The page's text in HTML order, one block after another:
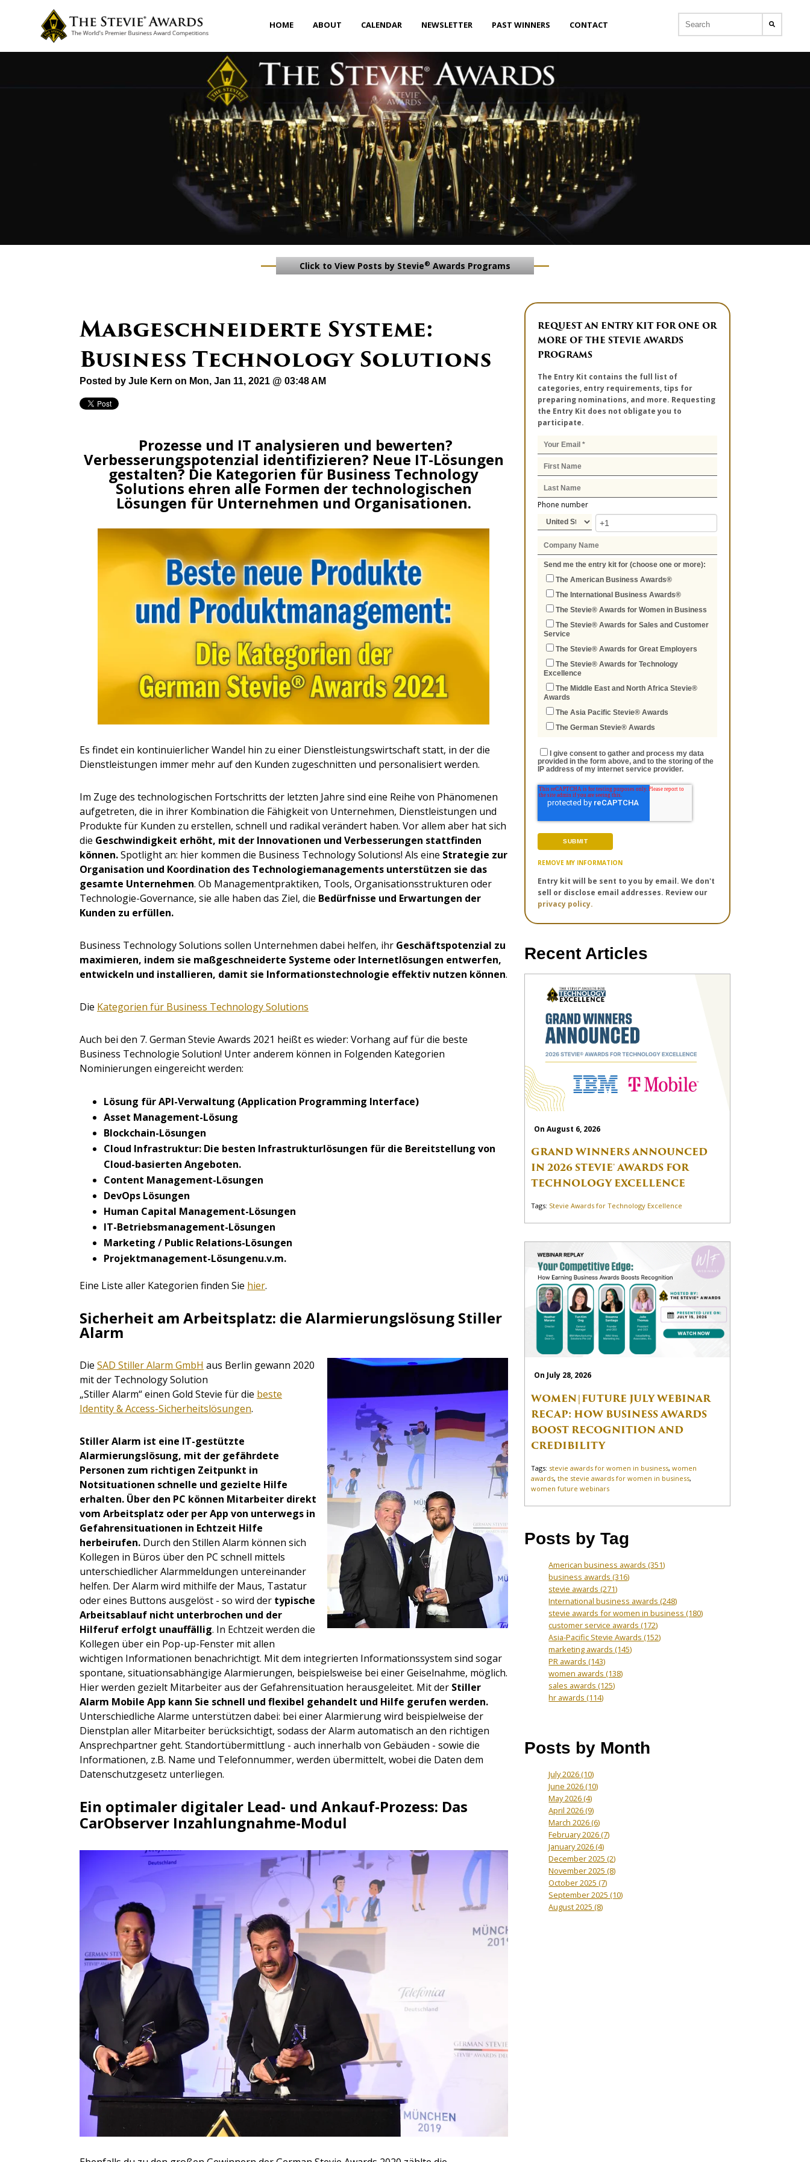
HOME ABOUT CALENDAR NEWSLETTER PAST WINNERS CONTACT
Click to View Posts by Stevie® Awards Programs
Maßgeschneiderte Systeme:
Business Technology Solutions
Posted by Jule Kern on Mon, Jan 11, 2021 @ 03:48 AM
Prozesse und IT analysieren und bewerten?
Verbesserungspotenzial identifizieren? Neue IT-Lösungen
gestalten? Die Kategorien für Business Technology
Solutions ehren alle Formen der technologischen
Lösungen für Unternehmen und Organisationen.
Es findet ein kontinuierlicher Wandel hin zu einer Dienstleistungswirtschaft statt, in der die
Dienstleistungen immer mehr auf den Kunden zugeschnitten und personalisiert werden.
Im Zuge des technologischen Fortschritts der letzten Jahre sind eine Reihe von Phänomenen
aufgetreten, die in ihrer Kombination die Fähigkeit von Unternehmen, Dienstleistungen und
Produkte für Kunden zu erstellen, schnell und radikal verändert haben. Vor allem aber hat sich
die Geschwindigkeit erhöht, mit der Innovationen und Verbesserungen stattfinden
können.Spotlight an: hier kommen die Business Technology Solutions! Als eine Strategie zur
Organisation und Koordination des Technologiemanagements unterstützen sie das
gesamte Unternehmen. Ob Managementpraktiken, Tools, Organisationsstrukturen oder
Technologie-Governance, sie alle haben das Ziel, die Bedürfnisse und Erwartungen der
Kunden zu erfüllen.
Business Technology Solutions sollen Unternehmen dabei helfen, ihr Geschäftspotenzial zu
maximieren, indem sie maßgeschneiderte Systeme oder Internetlösungen entwerfen,
entwickeln und installieren, damit sie Informationstechnologie effektiv nutzen können.
Die Kategorien für Business Technology Solutions
Auch bei den 7. German Stevie Awards 2021 heißt es wieder: Vorhang auf für die beste
Business Technologie Solution! Unter anderem können in Folgenden Kategorien
Nominierungen eingereicht werden:
Lösung für API-Verwaltung (Application Programming Interface)
Asset Management-Lösung
Blockchain-Lösungen
Cloud Infrastruktur: Die besten Infrastrukturlösungen für die Bereitstellung von
Cloud-basierten Angeboten.
Content Management-Lösungen
DevOps Lösungen
Human Capital Management-Lösungen
IT-Betriebsmanagement-Lösungen
Marketing / Public Relations-Lösungen
Projektmanagement-Lösungenu.v.m.
Eine Liste aller Kategorien finden Sie hier.
Sicherheit am Arbeitsplatz: die Alarmierungslösung Stiller
Alarm
Die SAD Stiller Alarm GmbH aus Berlin gewann 2020
mit der Technology Solution
„Stiller Alarm“ einen Gold Stevie für die beste
Identity & Access-Sicherheitslösungen.
Stiller Alarm ist eine IT-gestützte
Alarmierungslösung, mit der gefährdete
Personen zum richtigen Zeitpunkt in
Notsituationen schnelle und gezielte Hilfe
erhalten. Über den PC können Mitarbeiter direkt
vom Arbeitsplatz oder per App von unterwegs in
Gefahrensituationen in Echtzeit Hilfe
herbeirufen. Durch den Stillen Alarm können sich
Kollegen in Büros über den PC schnell mittels
unterschiedlicher Alarmmeldungen untereinander
helfen. Der Alarm wird mithilfe der Maus, Tastatur
oder eines Buttons ausgelöst - so wird der typische
Arbeitsablauf nicht unterbrochen und der
Hilferuf erfolgt unauffällig. In Echtzeit werden die
Kollegen über ein Pop-up-Fenster mit allen
wichtigen Informationen benachrichtigt. Mit dem integrierten Informationssystem sind sogar
spontane, situationsabhängige Alarmierungen, beispielsweise bei einer Geiselnahme, möglich.
Hier werden gezielt Mitarbeiter aus der Gefahrensituation herausgeleitet. Mit der Stiller
Alarm Mobile App kann Sie schnell und flexibel gehandelt und Hilfe gerufen werden.
Unterschiedliche Alarme unterstützen dabei: bei einer Alarmierung wird beispielweise der
Dienstplan aller Mitarbeiter berücksichtigt, sodass der Alarm automatisch an den richtigen
Ansprechpartner geht. Standortübermittlung - auch innerhalb von Gebäuden - sowie die
Informationen, z.B. Name und Telefonnummer, werden übermittelt, wobei die Daten dem
Datenschutzgesetz unterliegen.
Ein optimaler digitaler Lead- und Ankauf-Prozess: Das
CarObserver Inzahlungnahme-Modul
REQUEST AN ENTRY KIT FOR ONE OR
MORE OF THE STEVIE AWARDS
PROGRAMS
The Entry Kit contains the full list of
categories, entry requirements, tips for
preparing nominations, and more. Requesting
the Entry Kit does not obligate you to
participate.
Phone number
Send me the entry kit for (choose one or more):
The American Business Awards®
The International Business Awards®
The Stevie® Awards for Women in Business
The Stevie® Awards for Sales and Customer
Service
The Stevie® Awards for Great Employers
The Stevie® Awards for Technology
Excellence
The Middle East and North Africa Stevie®
Awards
The Asia Pacific Stevie® Awards
The German Stevie® Awards
I give consent to gather and process my data
provided in the form above, and to the storing of the
IP address of my internet service provider.
REMOVE MY INFORMATION
Entry kit will be sent to you by email. We don't
sell or disclose email addresses. Review our
privacy policy.
Recent Articles
On August 6, 2026
GRAND WINNERS ANNOUNCED
IN 2026 STEVIE® AWARDS FOR
TECHNOLOGY EXCELLENCE
Tags: Stevie Awards for Technology Excellence
On July 28, 2026
WOMEN|FUTURE JULY WEBINAR
RECAP: HOW BUSINESS AWARDS
BOOST RECOGNITION AND
CREDIBILITY
Tags: stevie awards for women in business,women
awards,the stevie awards for women in business,
women future webinars
Posts by Tag
American business awards(351)
business awards(316)
stevie awards(271)
International business awards(248)
stevie awards for women in business(180)
customer service awards(172)
Asia-Pacific Stevie Awards(152)
marketing awards(145)
PR awards(143)
women awards(138)
sales awards(125)
hr awards(114)
Posts by Month
July 2026(10)
June 2026(10)
May 2026(4)
April 2026(9)
March 2026(6)
February 2026(7)
January 2026(4)
December 2025(2)
November 2025(8)
October 2025(7)
September 2025(10)
August 2025(8)